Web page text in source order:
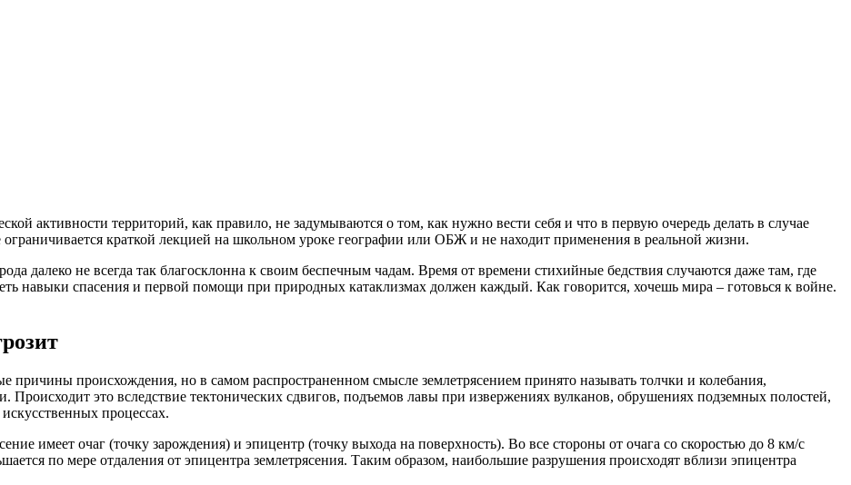
активности территорий, как правило, не задумываются о том, как нужно вести себя и что в первую очередь делать в случае
ограничивается краткой лекцией на школьном уроке географии или ОБЖ и не находит применения в реальной жизни.
далеко не всегда так благосклонна к своим беспечным чадам. Время от времени стихийные бедствия случаются даже там, где
навыки спасения и первой помощи при природных катаклизмах должен каждый. Как говорится, хочешь мира – готовься к войне.
происхождения, но в самом распространенном смысле землетрясением принято называть толчки и колебания,
это вследствие тектонических сдвигов, подъемов лавы при извержениях вулканов, обрушениях подземных полостей,
процессах.
имеет очаг (точку зарождения) и эпицентр (точку выхода на поверхность). Во все стороны от очага со скоростью до 8 км/с
по мере отдаления от эпицентра землетрясения. Таким образом, наибольшие разрушения происходят вблизи эпицентра